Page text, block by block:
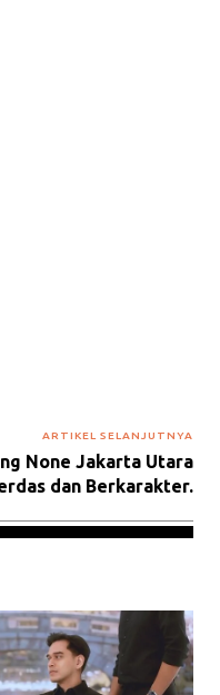
ARTIKEL SELANJUTNYA
None Jakarta Utara
dan Berkarakter.